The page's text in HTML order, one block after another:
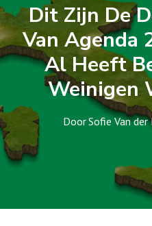
Dit Zijn De
Van Agenda
Al Heeft
Weinigen
DoorSofie Van der